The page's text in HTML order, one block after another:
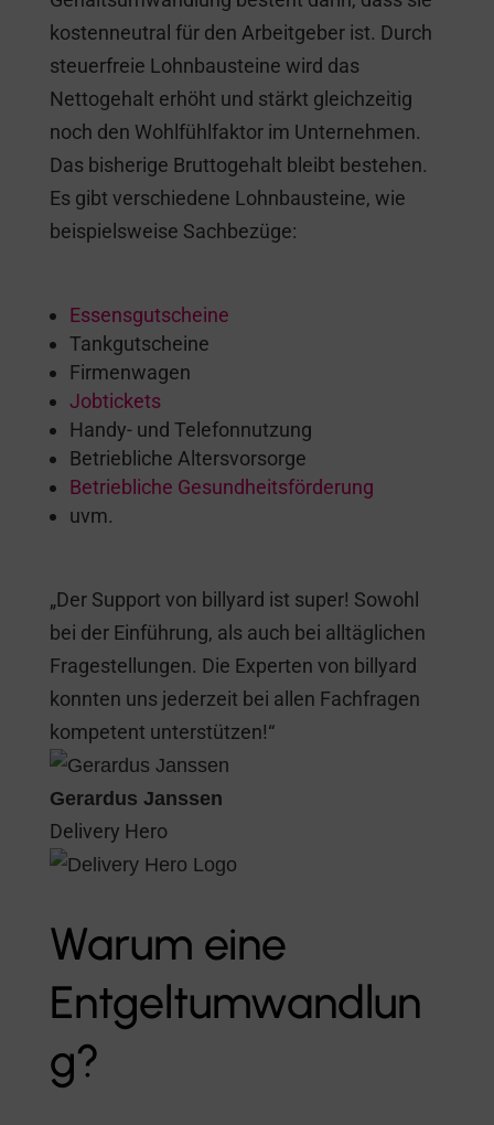
kostenneutral für den Arbeitgeber ist. Durch
steuerfreie Lohnbausteine wird das
Nettogehalt erhöht und stärkt gleichzeitig
noch den Wohlfühlfaktor im Unternehmen.
Das bisherige Bruttogehalt bleibt bestehen.
Es gibt verschiedene Lohnbausteine, wie
beispielsweise Sachbezüge:
Essensgutscheine
Tankgutscheine
Firmenwagen
Jobtickets
Handy- und Telefonnutzung
Betriebliche Altersvorsorge
Betriebliche Gesundheitsförderung
uvm.
„Der Support von billyard ist super! Sowohl
bei der Einführung, als auch bei alltäglichen
Fragestellungen. Die Experten von billyard
konnten uns jederzeit bei allen Fachfragen
kompetent unterstützen!“
Gerardus Janssen
Delivery Hero
Warum eine
Entgeltumwandlun
g?